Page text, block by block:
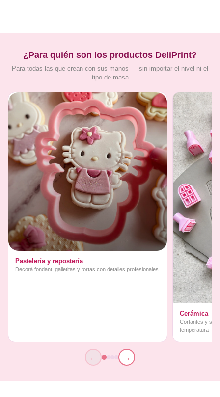
¿Para quién son los productos DeliPrint?
Para todas las que crean con sus manos — sin importar el nivel ni el
tipo de masa
Pastelería y repostería
Decorá fondant, galletitas y tortas con detalles profesionales
Cerámica
Cortantes y
temperatura
← →